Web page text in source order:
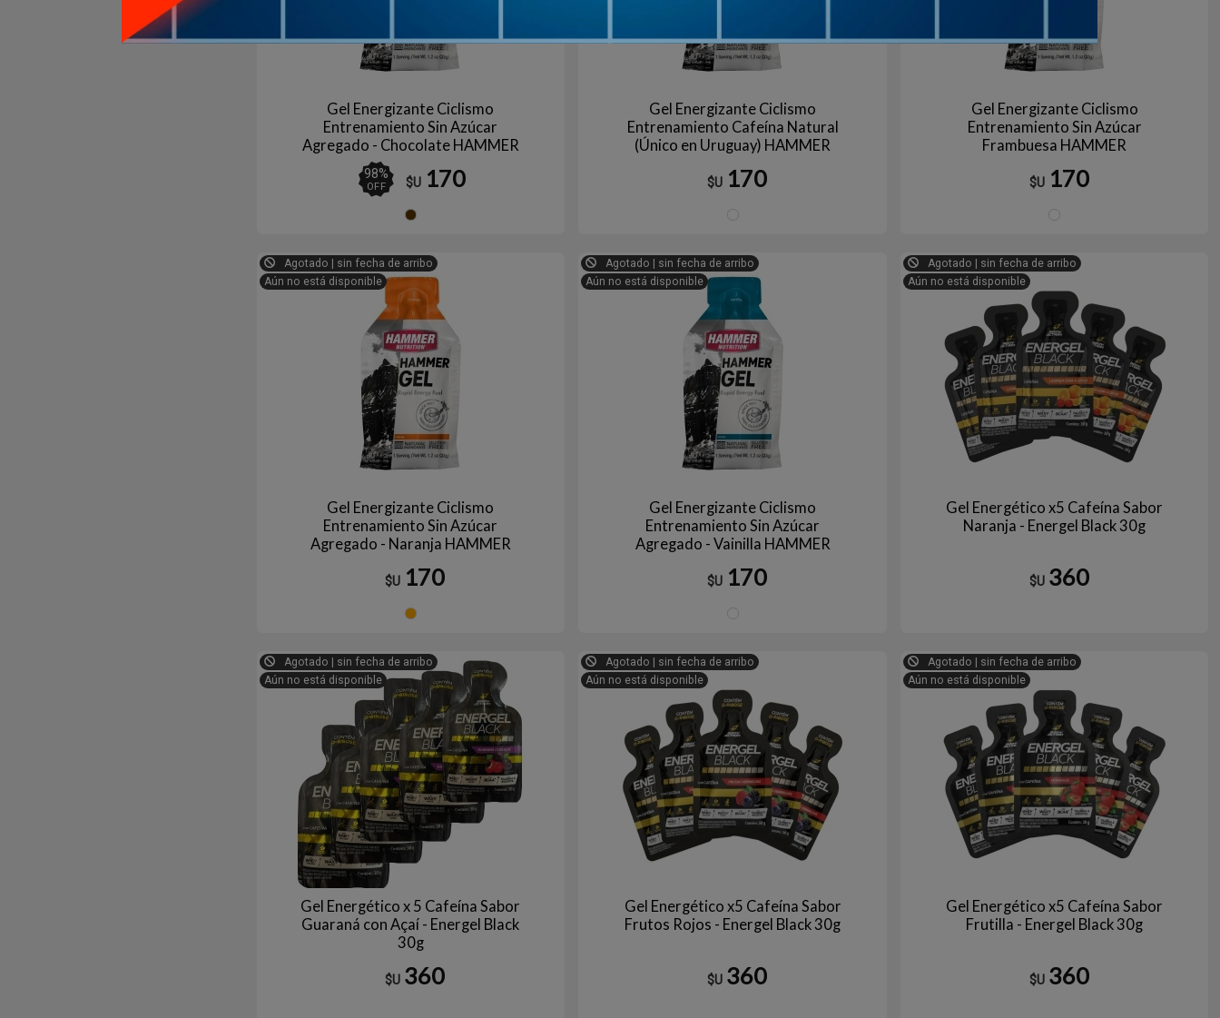
Gel Energizante Ciclismo
Entrenamiento Sin Azúcar
Agregado - Chocolate HAMMER
98%
OFF $U 170
Gel Energizante Ciclismo
Entrenamiento Cafeína Natural
(Único en Uruguay) HAMMER
$U 170
Gel Energizante Ciclismo
Entrenamiento Sin Azúcar
Frambuesa HAMMER
$U 170
Agotado | sin fecha de arribo
Aún no está disponible
Gel Energizante Ciclismo
Entrenamiento Sin Azúcar
Agregado - Naranja HAMMER
$U 170
Agotado | sin fecha de arribo
Aún no está disponible
Gel Energizante Ciclismo
Entrenamiento Sin Azúcar
Agregado - Vainilla HAMMER
$U 170
Agotado | sin fecha de arribo
Aún no está disponible
Gel Energético x5 Cafeína Sabor
Naranja - Energel Black 30g
$U 360
Agotado | sin fecha de arribo
Aún no está disponible
Gel Energético x 5 Cafeína Sabor
Guaraná con Açaí - Energel Black
30g
$U 360
Agotado | sin fecha de arribo
Aún no está disponible
Gel Energético x5 Cafeína Sabor
Frutos Rojos - Energel Black 30g
$U 360
Agotado | sin fecha de arribo
Aún no está disponible
Gel Energético x5 Cafeína Sabor
Frutilla - Energel Black 30g
$U 360